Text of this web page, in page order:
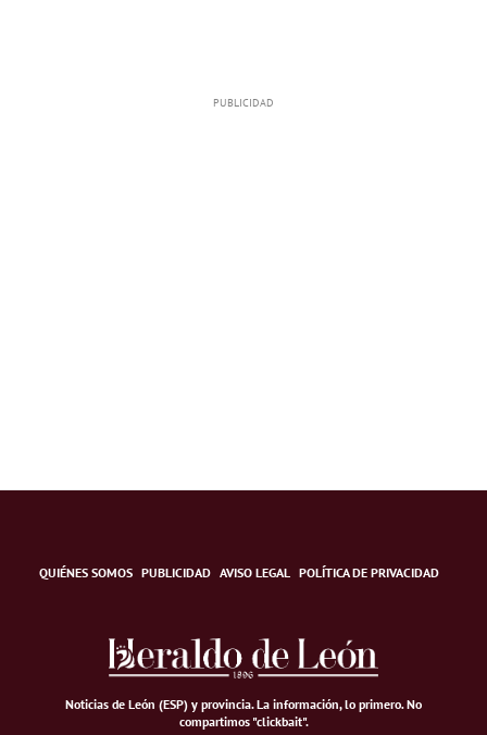
QUIÉNES SOMOS PUBLICIDAD AVISO LEGAL POLÍTICA DE PRIVACIDAD
Noticias de León (ESP) y provincia. La información, lo primero.No
compartimos "clickbait".